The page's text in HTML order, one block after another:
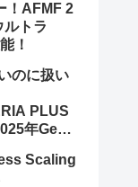
！AFMF 2
トラ
！
のに扱い
PLUS
年Gen
Scaling